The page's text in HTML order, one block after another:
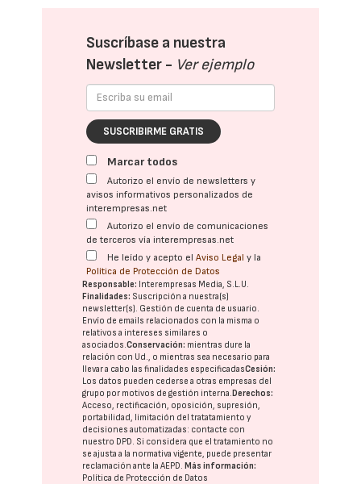
Suscríbase a nuestra
Newsletter - Ver ejemplo
SUSCRIBIRME GRATIS
Marcar todos
Autorizo el envío de newsletters y
avisos informativos personalizados de
interempresas.net
Autorizo el envío de comunicaciones
de terceros vía interempresas.net
He leído y acepto elAviso Legal y la
Política de Protección de Datos
Responsable: Interempresas Media, S.L.U.
Finalidades: Suscripción a nuestra(s)
newsletter(s). Gestión de cuenta de usuario.
Envío de emails relacionados con la misma o
relativos a intereses similares o
asociados.Conservación: mientras dure la
relación con Ud., o mientras sea necesario para
llevar a cabo las finalidades especificadasCesión:
Los datos pueden cederse a otras empresas del
grupo por motivos de gestión interna.Derechos:
Acceso, rectificación, oposición, supresión,
portabilidad, limitación del tratatamiento y
decisiones automatizadas: contacte con
nuestro DPD. Si considera que el tratamiento no
se ajusta a la normativa vigente, puede presentar
reclamación ante laAEPD.Más información:
Política de Protección de Datos